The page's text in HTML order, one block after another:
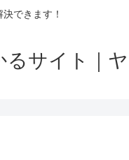
できます！
るサイト｜